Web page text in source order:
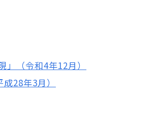
（令和4年12月）
28年3月）